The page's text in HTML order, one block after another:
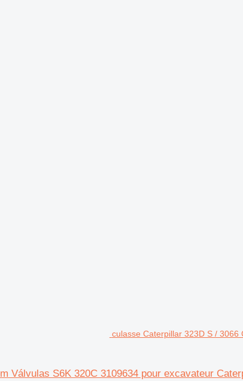
culasse Caterpillar 323D S / 3066
Válvulas S6K 320C 3109634 pour excavateur